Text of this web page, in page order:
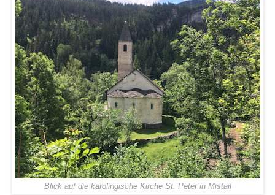
Blick auf die karolingische Kirche St. Peter in Mistail